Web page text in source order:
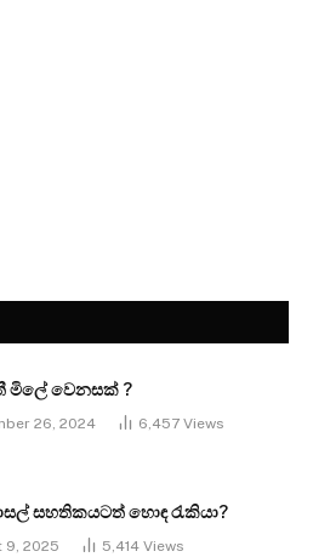
මිලේ වෙනසක් ?
26, 2024 6,457 Views
සහතිකයටත් හොඳ රැකියා?
9, 2025 5,414 Views